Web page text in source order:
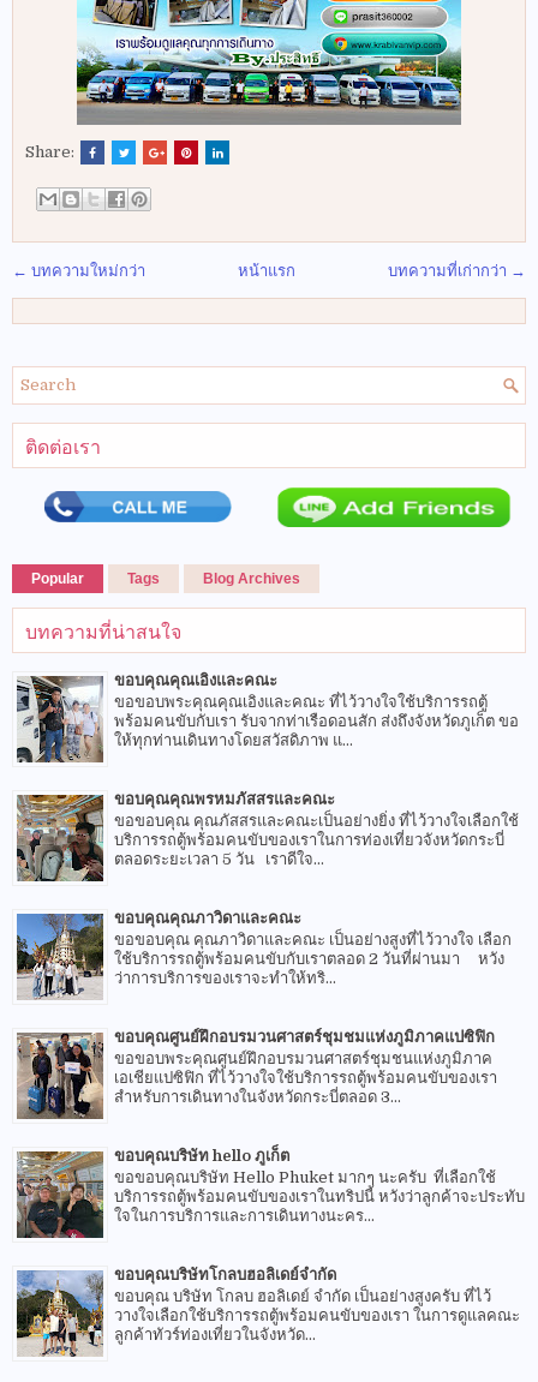
Share:
← บทความใหม่กว่า บทความที่เก่ากว่า →
หน้าแรก
ติดต่อเรา
Popular Tags Blog Archives
บทความที่น่าสนใจ
ขอบคุณคุณเอิงและคณะ
ขอขอบพระคุณคุณเอิงและคณะ ที่ไว้วางใจใช้บริการรถตู้
พร้อมคนขับกับเรา รับจากท่าเรือดอนสัก ส่งถึงจังหวัดภูเก็ต ขอ
ให้ทุกท่านเดินทางโดยสวัสดิภาพ แ...
ขอบคุณคุณพรหมภัสสรและคณะ
ขอขอบคุณ คุณภัสสรและคณะเป็นอย่างยิ่ง ที่ไว้วางใจเลือกใช้
บริการรถตู้พร้อมคนขับของเราในการท่องเที่ยวจังหวัดกระบี่
ตลอดระยะเวลา 5 วัน เราดีใจ...
ขอบคุณคุณภาวิดาและคณะ
ขอขอบคุณ คุณภาวิดาและคณะ เป็นอย่างสูงที่ไว้วางใจ เลือก
ใช้บริการรถตู้พร้อมคนขับกับเราตลอด 2 วันที่ผ่านมา หวัง
ว่าการบริการของเราจะทำให้ทริ...
ขอบคุณศูนย์ฝึกอบรมวนศาสตร์ชุมชมแห่งภูมิภาคแปซิฟิก
ขอขอบพระคุณศูนย์ฝึกอบรมวนศาสตร์ชุมชนแห่งภูมิภาค
เอเชียแปซิฟิก ที่ไว้วางใจใช้บริการรถตู้พร้อมคนขับของเรา
สำหรับการเดินทางในจังหวัดกระบี่ตลอด 3...
ขอบคุณบริษัท hello ภูเก็ต
ขอขอบคุณบริษัท Hello Phuket มากๆ นะครับ ที่เลือกใช้
บริการรถตู้พร้อมคนขับของเราในทริปนี้ หวังว่าลูกค้าจะประทับ
ใจในการบริการและการเดินทางนะคร...
ขอบคุณบริษัทโกลบฮอลิเดย์จำกัด
ขอบคุณ บริษัท โกลบ ฮอลิเดย์ จำกัด เป็นอย่างสูงครับ ที่ไว้
วางใจเลือกใช้บริการรถตู้พร้อมคนขับของเรา ในการดูแลคณะ
ลูกค้าทัวร์ท่องเที่ยวในจังหวัด...